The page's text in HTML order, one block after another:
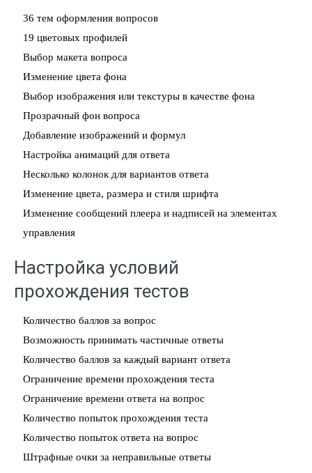
36 тем оформления вопросов
19 цветовых профилей
Выбор макета вопроса
Изменение цвета фона
Выбор изображения или текстуры в качестве фона
Прозрачный фон вопроса
Добавление изображений и формул
Настройка анимаций для ответа
Несколько колонок для вариантов ответа
Изменение цвета, размера и стиля шрифта
Изменение сообщений плеера и надписей на элементах
управления
Настройка условий
прохождения тестов
Количество баллов за вопрос
Возможность принимать частичные ответы
Количество баллов за каждый вариант ответа
Ограничение времени прохождения теста
Ограничение времени ответа на вопрос
Количество попыток прохождения теста
Количество попыток ответа на вопрос
Штрафные очки за неправильные ответы